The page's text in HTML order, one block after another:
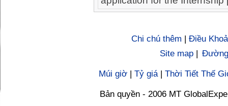
Chi chú thêm | Điều
Site map|
Múi giờ | Tỷ giá | Thời Tiết Thế
Bản quyền - 2006 MT